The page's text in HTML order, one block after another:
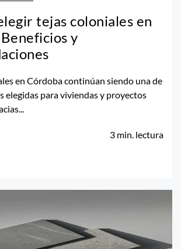
tejas coloniales en
y
en Córdoba continúan siendo una de
elegidas para viviendas y proyectos
3 min. lectura